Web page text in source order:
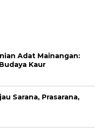
Adat Mainangan:
Kaur
Sarana, Prasarana,